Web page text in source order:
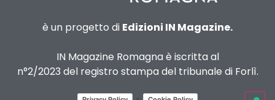
è un progetto di Edizioni IN Magazine.
IN Magazine Romagna è iscritta al
n°2/2023 del registro stampa del tribunale di Forlì.